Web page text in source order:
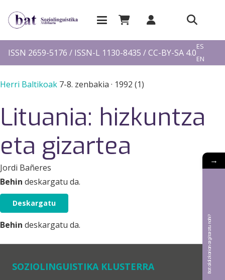
ISSN 2659-5176 / ISSN-L 1130-8435 / CC-BY-SA 4.0
ES
EN
Herri Baltikoak 7-8. zenbakia · 1992 (1)
Lituania: hizkuntza
eta gizartea
Jordi Bañeres
Behin deskargatu da.
Deskargatu
Behin deskargatu da.
SOZIOLINGUISTIKA KLUSTERRA
→
Bat aldizkarian argitaratu nahi?